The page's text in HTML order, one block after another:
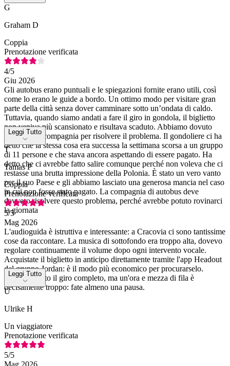
G
Graham D
Coppia
Prenotazione verificata
4/5
Giu 2026
Gli autobus erano puntuali e le spiegazioni fornite erano utili, così
come lo erano le guide a bordo. Un ottimo modo per visitare gran
parte della città senza dover camminare sotto un’ondata di caldo.
Tuttavia, quando siamo andati a fare il giro in gondola, il biglietto
non veniva più scansionato e risultava scaduto. Abbiamo dovuto
chiamare la compagnia per risolvere il problema. Il gondoliere ci ha
detto che la stessa cosa era successa la settimana scorsa a un gruppo
di 11 persone e che stava ancora aspettando di essere pagato. Ha
detto che ci avrebbe fatto salire comunque perché non voleva che ci
restasse una brutta impressione della Polonia. È stato un vero vanto
per il suo Paese e gli abbiamo lasciato una generosa mancia nel caso
in cui non fosse stato pagato. La compagnia di autobus deve
davvero risolvere questo problema, perché avrebbe potuto rovinarci
la giornata
Leggi Tutto
T
Tamas P
Coppia
Prenotazione verificata
5/5
Mag 2026
L'audioguida è istruttiva e interessante: a Cracovia ci sono tantissime
cose da raccontare. La musica di sottofondo era troppo alta, dovevo
regolare continuamente il volume dopo ogni intervento vocale.
Acquistate il biglietto in anticipo direttamente tramite l'app Headout
del gruppo Jordan: è il modo più economico per procurarselo.
Abbiamo fatto il giro completo, ma un'ora e mezza di fila è
decisamente troppo: fate almeno una pausa.
Leggi Tutto
U
Ulrike H
Un viaggiatore
Prenotazione verificata
5/5
Mag 2026